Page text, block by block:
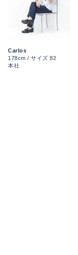
Carlos
178cm / サイズ 82
本社